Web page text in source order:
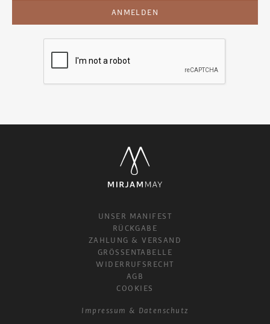
ANMELDEN
UNSER MANIFEST
RÜCKGABE
ZAHLUNG & VERSAND
GRÖSSENTABELLE
WIDERRUFSRECHT
AGB
COOKIES
Impressum
Datenschutz